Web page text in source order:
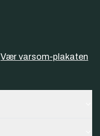
Vær varsom-plakaten